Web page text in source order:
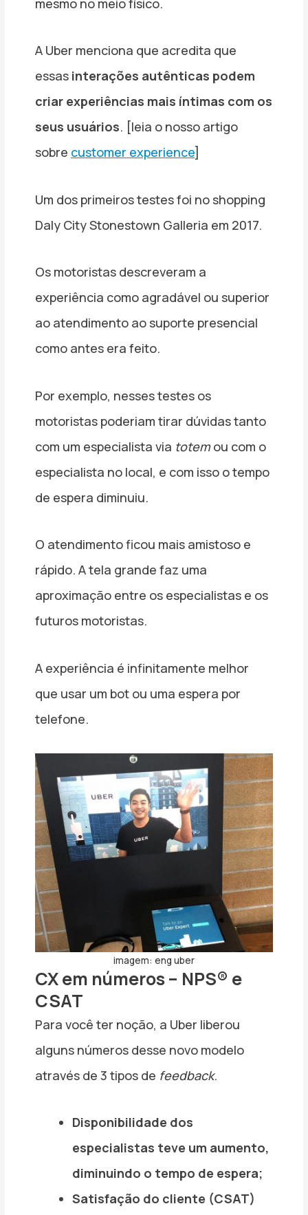
A Uber menciona que acredita que
essas interações autênticas podem
criar experiências mais íntimas com os
seus usuários. [leia o nosso artigo
sobre customer experience]
Um dos primeiros testes foi no shopping
Daly City Stonestown Galleria em 2017.
Os motoristas descreveram a
experiência como agradável ou superior
ao atendimento ao suporte presencial
como antes era feito.
Por exemplo, nesses testes os
motoristas poderiam tirar dúvidas tanto
com um especialista via totemou com o
especialista no local, e com isso o tempo
de espera diminuiu.
O atendimento ficou mais amistoso e
rápido. A tela grande faz uma
aproximação entre os especialistas e os
futuros motoristas.
A experiência é infinitamente melhor
que usar um bot ou uma espera por
telefone.
imagem: eng uber
CX em números – NPS® e
CSAT
Para você ter noção, a Uber liberou
alguns números desse novo modelo
através de 3 tipos de feedback.
Disponibilidade dos
especialistas teve um aumento,
diminuindo o tempo de espera;
Satisfação do cliente (CSAT)